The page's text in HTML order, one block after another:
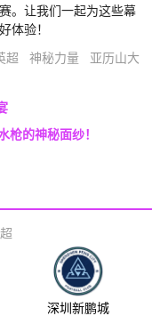
。让我们一起为这些幕
体验！
超 神秘力量 亚历山大
枪的神秘面纱！
深圳新鹏城